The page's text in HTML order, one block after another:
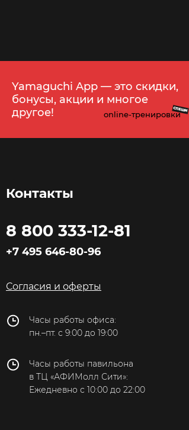
Yamaguchi App — это скидки,
бонусы, акции и многое
другое!
online-тренировки
СПЕШИ
Контакты
8 800 333-12-81
+7 495 646-80-96
Согласия и оферты
Часы работы офиса:
пн.–пт. с 9:00 до 19:00
Часы работы павильона
в ТЦ «АФИМолл Сити»:
Ежедневно с 10:00 до 22:00